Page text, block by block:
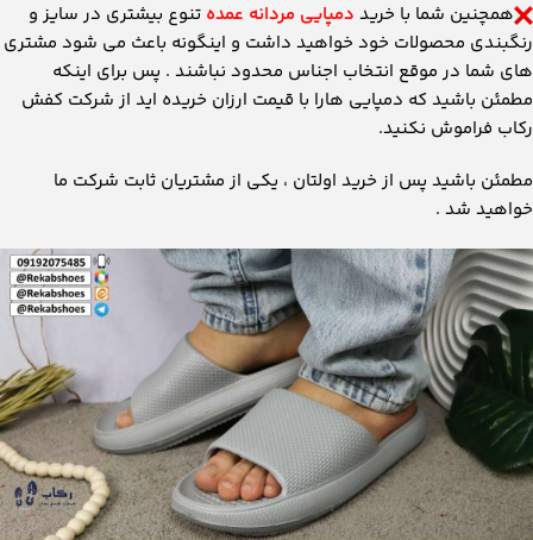
همچنین شما با خرید دمپایی مردانه عمده تنوع بیشتری در سایز و
رنگبندی محصولات خود خواهید داشت و اینگونه باعث می شود مشتری
های شما در موقع انتخاب اجناس محدود نباشند . پس برای اینکه
مطمئن باشید که دمپایی هارا با قیمت ارزان خریده اید از شرکت کفش
رکاب فراموش نکنید.
مطمئن باشید پس از خرید اولتان ، یکی از مشتریان ثابت شرکت ما
خواهید شد .